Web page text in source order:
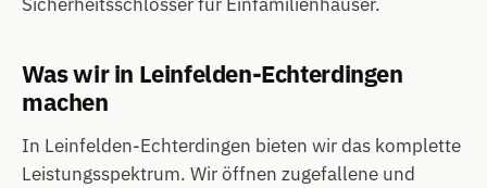
Was wir in Leinfelden-Echterdingen
machen
In Leinfelden-Echterdingen bieten wir das komplette
Leistungsspektrum. Wir öffnen zugefallene und